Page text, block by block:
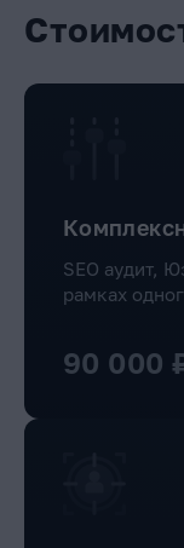
SEO аудит,
рамках
90 000